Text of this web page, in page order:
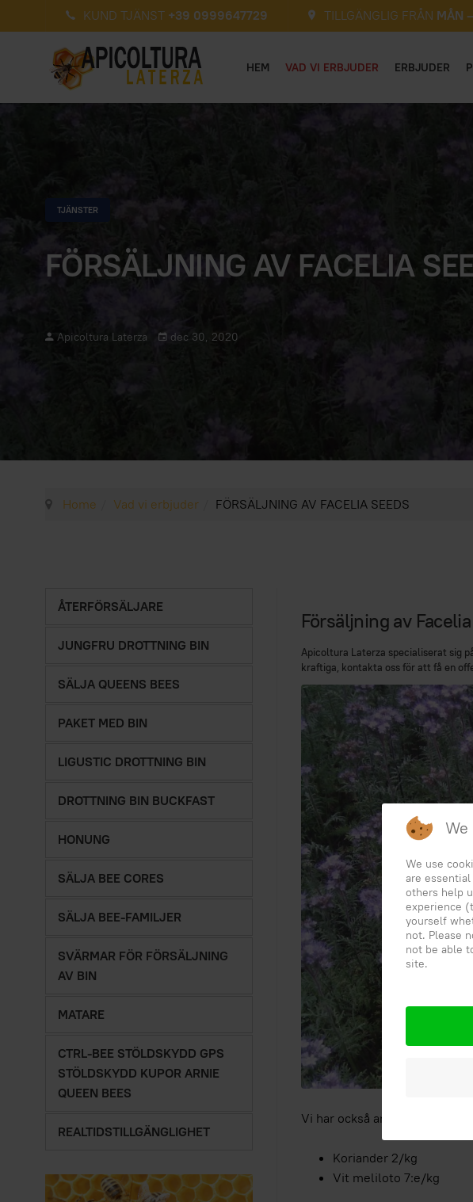
KUND TJÄNST +39 0999647729 TILLGÄNGLIG FRÅN MÅN
HEM VAD VI ERBJUDER ERBJUDER
TJÄNSTER
FÖRSÄLJNING AV FACELIA
Apicoltura Laterza dec 30, 2020
Home Vad vi erbjuder FÖRSÄLJNING AV FACELIA SEEDS
Försäljning av
Apicoltura Laterza specialiserat sig
kraftiga, kontakta oss för att få en
Vi har också andra botaniker
Koriander 2/kg
Vit meliloto 7:e/kg
ÅTERFÖRSÄLJARE
JUNGFRU DROTTNING BIN
SÄLJA QUEENS BEES
PAKET MED BIN
LIGUSTIC DROTTNING BIN
DROTTNING BIN BUCKFAST
HONUNG
SÄLJA BEE CORES
SÄLJA BEE-FAMILJER
SVÄRMAR FÖR FÖRSÄLJNING
AV BIN
MATARE
CTRL-BEE STÖLDSKYDD GPS
STÖLDSKYDD KUPOR ARNIE
QUEEN BEES
REALTIDSTILLGÄNGLIGHET
We use
are
others help
experience
yourself
not. Please
not be able
site.